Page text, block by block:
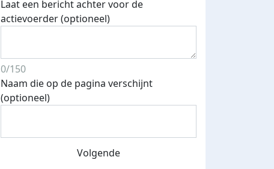
Streefbedrag verhoogd
Laat een bericht achter voor de
actievoerder (optioneel)
0/150
Naam die op de pagina verschijnt
(optioneel)
Volgende